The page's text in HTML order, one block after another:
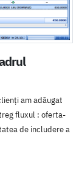
am adăugat
fluxul : oferta-
de includere a